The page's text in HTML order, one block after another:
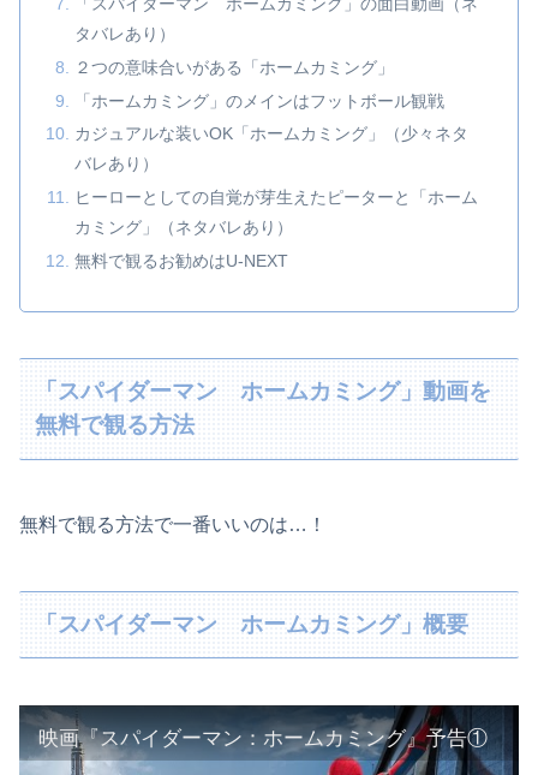
タバレあり）
２つの意味合いがある「ホームカミング」
「ホームカミング」のメインはフットボール観戦
カジュアルな装いOK「ホームカミング」（少々ネタ
バレあり）
ヒーローとしての自覚が芽生えたピーターと「ホーム
カミング」（ネタバレあり）
無料で観るお勧めはU-NEXT
「スパイダーマン ホームカミング」動画を
無料で観る方法
無料で観る方法で一番いいのは…！
「スパイダーマン ホームカミング」概要
映画『スパイダーマン：ホームカミング』予告①